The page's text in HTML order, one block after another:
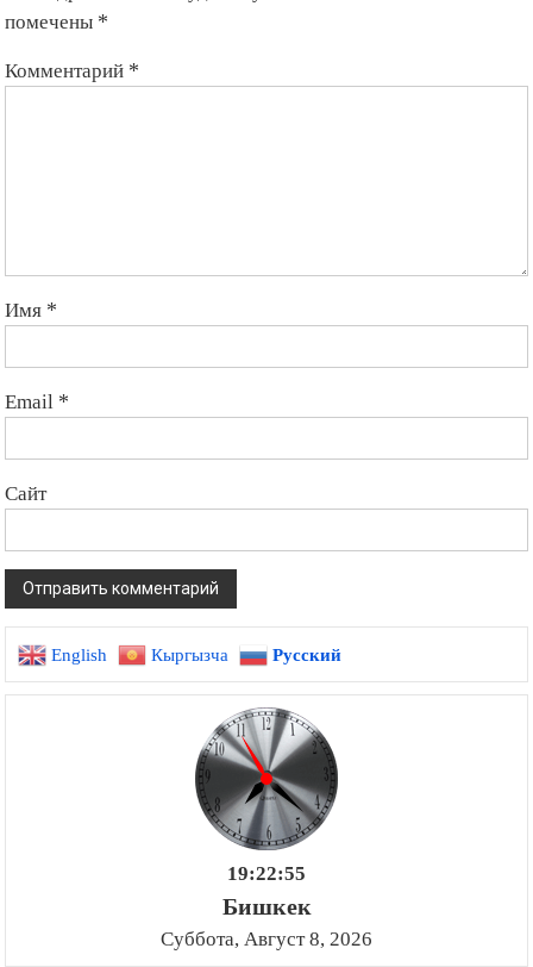
помечены *
Комментарий *
Имя *
Email *
Сайт
English Кыргызча Русский
19:22:56
Бишкек
Суббота, Август 8, 2026